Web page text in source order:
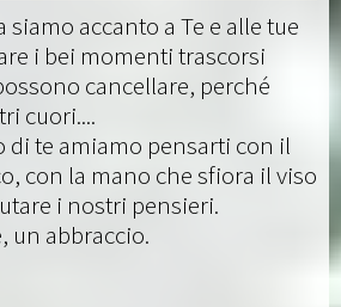
siamo accanto a Te e alle tue
i bei momenti trascorsi
cancellare, perché
cuori....
di te amiamo pensarti con il
con la mano che sfiora il viso
i nostri pensieri.
un abbraccio.